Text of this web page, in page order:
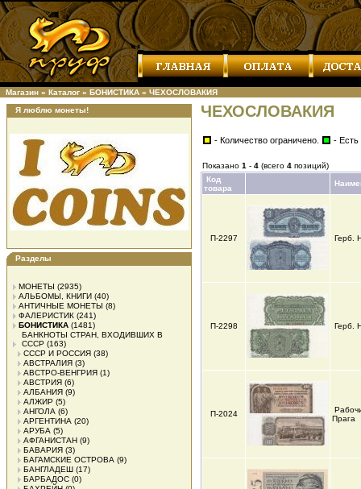
Магазин » Каталог » БОНИСТИКА » ЧЕХОСЛОВАКИЯ
Я люблю монеты!
Разделы
МОНЕТЫ (2935)
АЛЬБОМЫ, КНИГИ (40)
АНТИЧНЫЕ МОНЕТЫ (8)
ФАЛЕРИСТИК (241)
БОНИСТИКА (1481)
БАНКНОТЫ СТРАН, ВХОДИВШИХ В
СССР (163)
СССР И РОССИЯ (38)
АВСТРАЛИЯ (3)
АВСТРО-ВЕНГРИЯ (1)
АВСТРИЯ (6)
АЛБАНИЯ (9)
АЛЖИР (5)
АНГОЛА (6)
АРГЕНТИНА (20)
АРУБА (5)
АФГАНИСТАН (9)
БАВАРИЯ (3)
БАГАМСКИЕ ОСТРОВА (9)
БАНГЛАДЕШ (17)
БАРБАДОС (0)
ЧЕХОСЛОВАКИЯ
- Количество ограничено. - Есть
Показано 1 - 4 (всего 4 позиций)
Код
товара
П-2297 Герб.
П-2298 Герб.
П-2024
Прага